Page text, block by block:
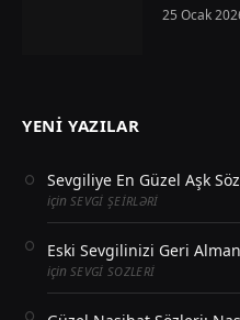
25 Ocak
YENI YAZILAR
Sevgiliye En Güzel Aşk
için SEVGI ŞEIRLƏRI
Eski Sevgilinizi Geri
için SEVGI SOZLERI